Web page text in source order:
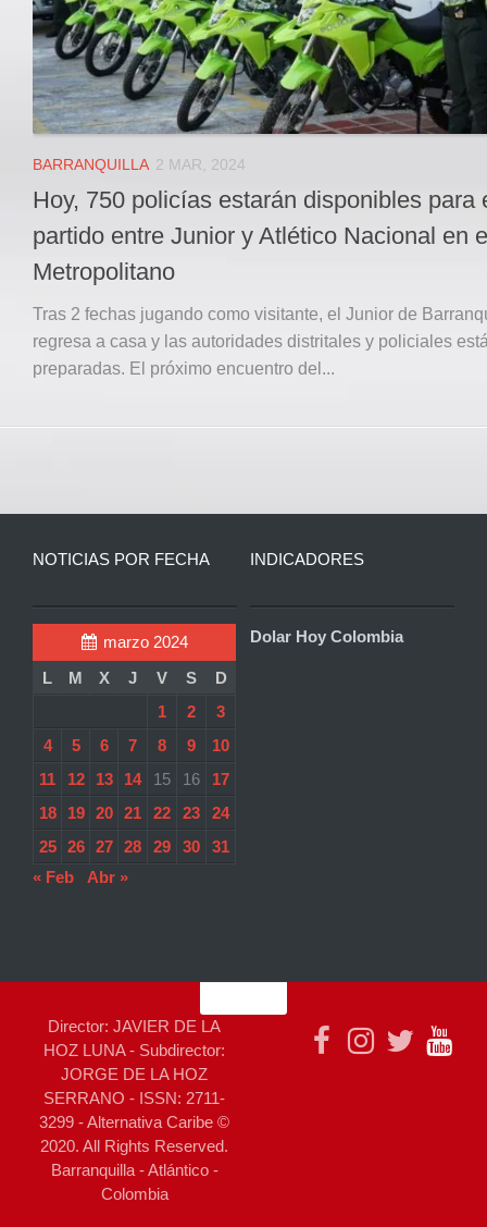
BARRANQUILLA 2 MAR, 2024
Hoy, 750 policías estarán disponibles para
partido entre Junior y Atlético Nacional en
Metropolitano
Tras 2 fechas jugando como visitante, el Junior de
regresa a casa y las autoridades distritales y policiales
preparadas. El próximo encuentro del...
NOTICIAS POR FECHA
marzo 2024
L
M X J V S
D
1
2
3
4
5 6 7 8 9
10
11
12 13 14 15 16
17
18
19 20 21 22 23
24
25
26 27 28 29 30
31
« Feb
Abr »
INDICADORES
Dolar Hoy Colombia
Director: JAVIER DE LA
HOZ LUNA - Subdirector:
JORGE DE LA HOZ
SERRANO - ISSN: 2711-
3299 - Alternativa Caribe ©
2020. All Rights Reserved.
Barranquilla - Atlántico -
Colombia